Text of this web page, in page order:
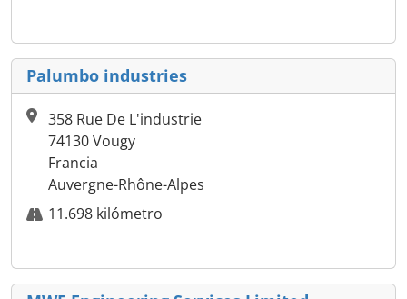
Palumbo industries
358 Rue De L'industrie
74130 Vougy
Francia
Auvergne-Rhône-Alpes
11.698 kilómetro